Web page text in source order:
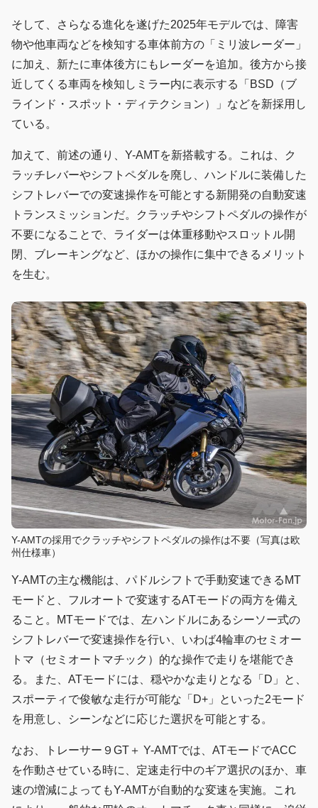
そして、さらなる進化を遂げた2025年モデルでは、障害
物や他車両などを検知する車体前方の「ミリ波レーダー」
に加え、新たに車体後方にもレーダーを追加。後方から接
近してくる車両を検知しミラー内に表示する「BSD（ブ
ラインド・スポット・ディテクション）」などを新採用し
ている。
加えて、前述の通り、Y-AMTを新搭載する。これは、ク
ラッチレバーやシフトペダルを廃し、ハンドルに装備した
シフトレバーでの変速操作を可能とする新開発の自動変速
トランスミッションだ。クラッチやシフトペダルの操作が
不要になることで、ライダーは体重移動やスロットル開
閉、ブレーキングなど、ほかの操作に集中できるメリット
を生む。
Y-AMTの採用でクラッチやシフトペダルの操作は不要（写真は欧
州仕様車）
Y-AMTの主な機能は、パドルシフトで手動変速できるMT
モードと、フルオートで変速するATモードの両方を備え
ること。MTモードでは、左ハンドルにあるシーソー式の
シフトレバーで変速操作を行い、いわば4輪車のセミオー
トマ（セミオートマチック）的な操作で走りを堪能でき
る。また、ATモードには、穏やかな走りとなる「D」と、
スポーティで俊敏な走行が可能な「D+」といった2モード
を用意し、シーンなどに応じた選択を可能とする。
なお、トレーサー９GT＋ Y-AMTでは、ATモードでACC
を作動させている時に、定速走行中のギア選択のほか、車
速の増減によってもY-AMTが自動的な変速を実施。これ